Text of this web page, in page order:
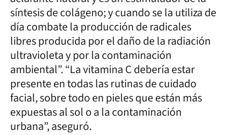
síntesis de colágeno; y cuando se la utiliza de
día combate la producción de radicales
libres producida por el daño de la radiación
ultravioleta y por la contaminación
ambiental”. “La vitamina C debería estar
presente en todas las rutinas de cuidado
facial, sobre todo en pieles que están más
expuestas al sol o a la contaminación
urbana”, aseguró.